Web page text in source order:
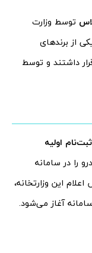
توسط وزارت
از برندهای
داشتند و توسط
ثبت‌نام اولیه
را در سامانه
این وزارتخانه،
آغاز می‌شود.